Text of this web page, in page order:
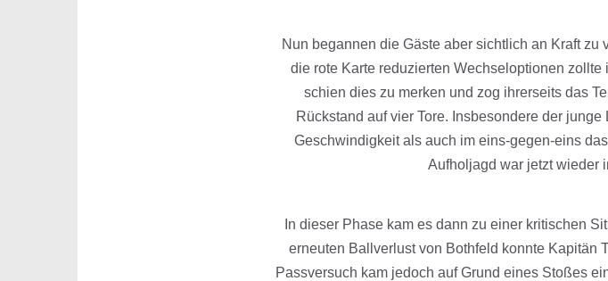
Nun begannen die Gäste aber sichtlich an Kraft
die rote Karte reduzierten Wechseloptionen
schien dies zu merken und zog ihrerseits das
Rückstand auf vier Tore. Insbesondere der
Geschwindigkeit als auch im eins-gegen-eins
Aufholjagd war jetzt wieder
In dieser Phase kam es dann zu einer kritischen
erneuten Ballverlust von Bothfeld konnte Kapitän
Passversuch kam jedoch auf Grund eines Stoßes